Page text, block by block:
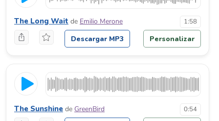
The Long Wait de Emilio Merone 1:58
Descargar MP3 Personalizar
The Sunshine de GreenBird 0:54